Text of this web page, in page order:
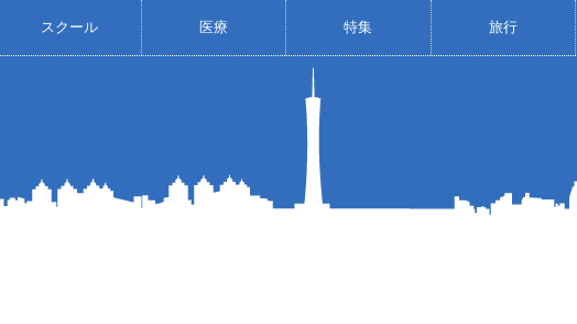
スクール 医療 特集 旅行